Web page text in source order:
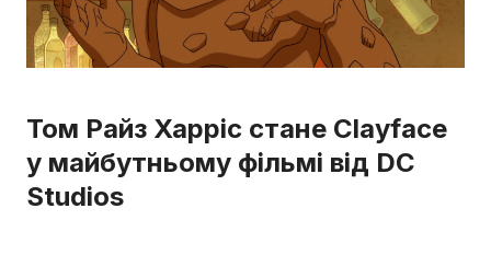
Том Райз Харріс стане Clayface
у майбутньому фільмі від DC
Studios